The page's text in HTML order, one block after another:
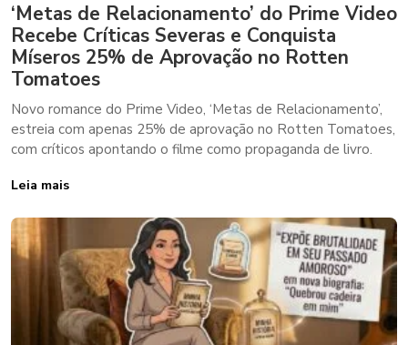
‘Metas de Relacionamento’ do Prime Video
Recebe Críticas Severas e Conquista
Míseros 25% de Aprovação no Rotten
Tomatoes
Novo romance do Prime Video, ‘Metas de Relacionamento’,
estreia com apenas 25% de aprovação no Rotten Tomatoes,
com críticos apontando o filme como propaganda de livro.
Leia mais